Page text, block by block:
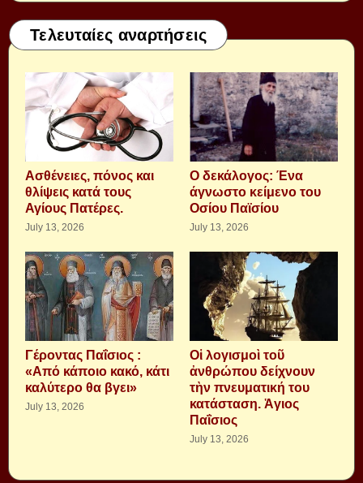
Τελευταίες αναρτήσεις
Aσθένειες, πόνος και
θλίψεις κατά τους
Αγίους Πατέρες.
July 13, 2026
Ο δεκάλογος: Ένα
άγνωστο κείμενο του
Οσίου Παϊσίου
July 13, 2026
Γέροντας Παΐσιος :
«Από κάποιο κακό, κάτι
καλύτερο θα βγει»
July 13, 2026
Οἱ λογισμοὶ τοῦ
ἀνθρώπου δείχνουν
τὴν πνευματική του
κατάσταση. Ἁγιος
Παΐσιος
July 13, 2026